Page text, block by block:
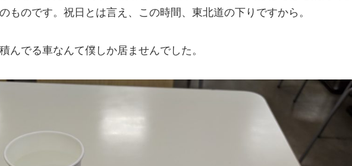
ものです。祝日とは言え、この時間、東北道の下りですから。
んでる車なんて僕しか居ませんでした。